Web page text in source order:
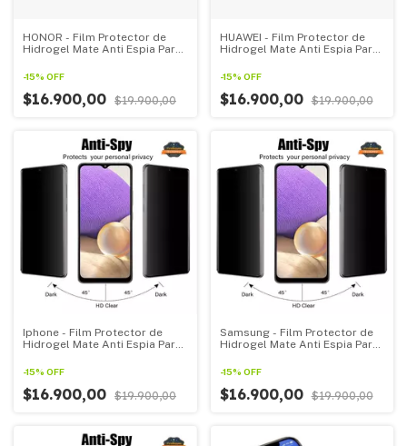
HONOR - Film Protector de
Hidrogel Mate Anti Espia Para
-15% OFF
$16.900,00 $19.900,00
HUAWEI - Film Protector de
Hidrogel Mate Anti Espia Para
-15% OFF
$16.900,00 $19.900,00
Iphone - Film Protector de
Hidrogel Mate Anti Espia Para
-15% OFF
$16.900,00 $19.900,00
Samsung - Film Protector de
Hidrogel Mate Anti Espia Para
-15% OFF
$16.900,00 $19.900,00